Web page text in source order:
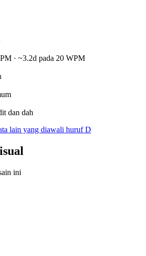
· ~3.2d pada 20 WPM
dan dah
lain yang diawali huruf D
ini